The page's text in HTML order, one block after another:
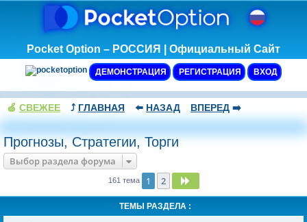
Pocket Option – РОССИЯ | Официальный Сайт
ДЕМОНСТРАЦИЯ РЕГИСТРАЦИЯ ВХОД
🍏 СВЕЖЕЕ ⤴️ ГЛАВНАЯ ⬅️ НАЗАД ВПЕРЕД ➡️
Прогнозы, Стратегии, Торги
Выбор раздела форума
161 тема 1 2
ТЕМЫ РАЗДЕЛА :